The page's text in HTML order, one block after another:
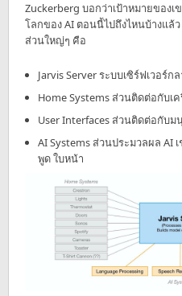
Zuckerberg บอกว่าเป้าหมายของเ
โลกของ AI ตอนนี้ไปถึงไหนบ้างแล้
ส่วนใหญ่ๆ คือ
Jarvis Server ระบบเซิร์ฟเวอร์กล
Home Systems ส่วนติดต่อกับเ
User Interfaces ส่วนติดต่อกับม
AI Systems ส่วนประมวลผล AI
พูด ใบหน้า